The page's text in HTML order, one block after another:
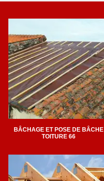
BÂCHAGE ET POSE DE BÂCHE
TOITURE 66